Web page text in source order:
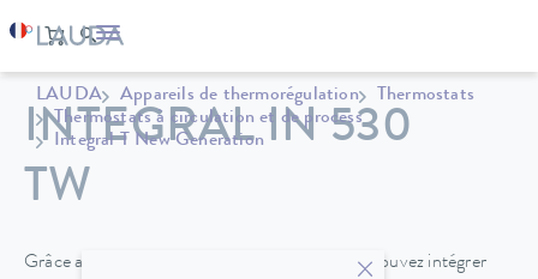
LAUDA Appareils de thermorégulation
Thermostats
Thermostats à circulation et de process
Integral T New Generation
INTEGRAL IN 530
TW
Grâce au concept d'interface modulaire, vous pouvez intégrer